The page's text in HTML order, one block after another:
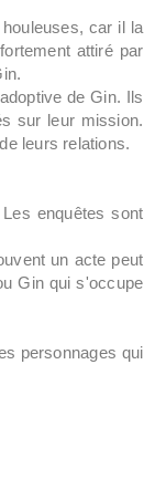
car il la
attiré par
de Gin. Ils
sur leur mission.
leurs relations.
enquêtes sont
un acte peut
Gin qui s'occupe
personnages qui